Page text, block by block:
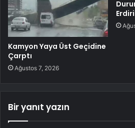
Kamyon Yaya Üst Geçidine
Çarptı
Ağustos 7, 2026
Bir yanıt yazın